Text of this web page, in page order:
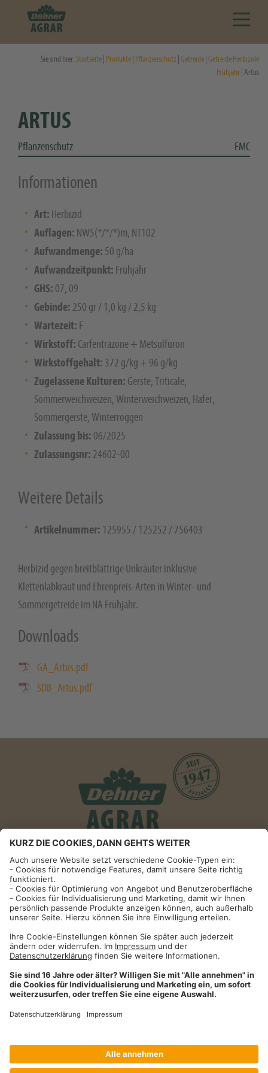
Sie sind hier:Startseite Produkte Pflanzenschutz Getreide Getreide Herbizide
Frühjahr | Artus
ARTUS
Pflanzenschutz FMC
Informationen
Art: Herbizid
Auflagen: NW5(*/*/*)m, NT102
Aufwandmenge: 50 g/ha
Aufwandzeitpunkt: Frühjahr
GHS: 07, 09
Gebinde: 250 gr / 1,0 kg / 2,5 kg
Wartezeit: F
Wirkstoff: Carfentrazone + Metsulfuron
Wirkstoffgehalt: 372 g/kg + 96 g/kg
Zugelassene Kulturen: Gerste, Triticale,
Sommerweichweizen, Winterweichweizen, Hafer,
Sommergerste, Winterroggen
Zulassung bis: 06/2025
Zulassungsnr: 24602-00
Weitere Details
Artikelnummer: 125955 / 125252 / 756403
Herbizid gegen breitblättrige Unkräuter inklusive
Klettenlabkraut und Ehrenpreis-Arten in Winter- und
Sommergetreide im NA Frühjahr.
Downloads
GA_Artus.pdf
SDB_Artus.pdf
Informationen
Impressum
Datenschutzhinweise
AGB und Widerrufsbelehrung
Dehner Unternehmen
Cookie-Einstellungen
Dehner Agrar GmbH & Co. KG
09090 / 77 72 72
Fax09090 / 77 73 91